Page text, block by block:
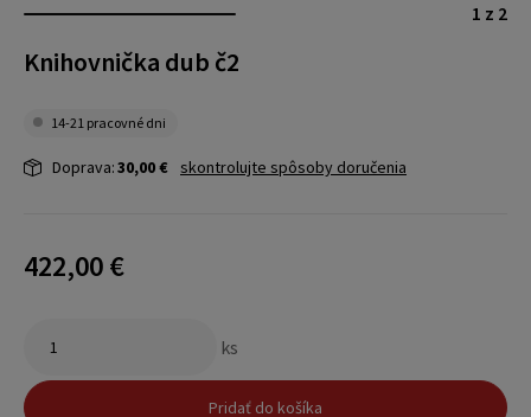
1 z 2
Knihovnička dub č2
14-21 pracovné dni
Doprava:30,00 € skontrolujte spôsoby doručenia
422,00 €
ks
Pridať do košíka